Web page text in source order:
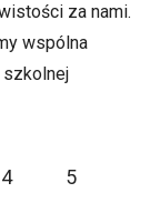
za nami.
wspólna
szkolnej
4 5